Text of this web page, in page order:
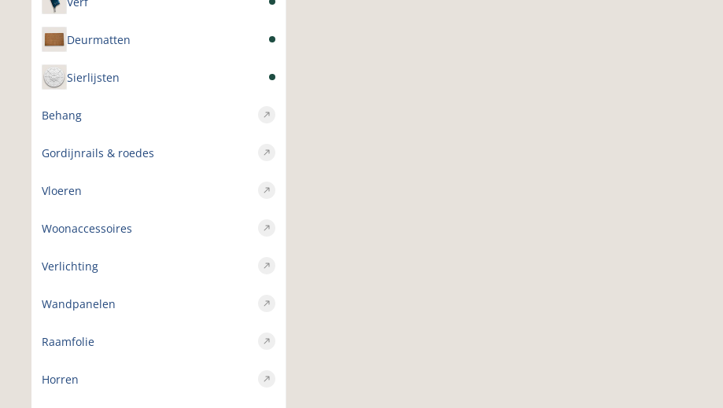
Deurmatten
Sierlijsten
Behang
Gordijnrails & roedes
Vloeren
Woonaccessoires
Verlichting
Wandpanelen
Raamfolie
Horren